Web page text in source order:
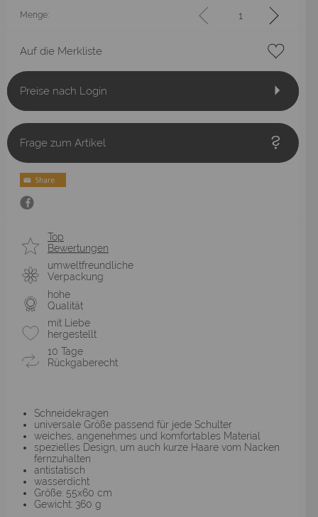
Menge:
Auf die Merkliste
Preise nach Login
Frage zum Artikel
Top
Bewertungen
umweltfreundliche
Verpackung
hohe
Qualität
mit Liebe
hergestellt
10 Tage
Rückgaberecht
Schneidekragen
universale Größe passend für jede Schulter
weiches, angenehmes und komfortables Material
spezielles Design, um auch kurze Haare vom Nacken
fernzuhalten
antistatisch
wasserdicht
Größe: 55x60 cm
Gewicht: 360 g